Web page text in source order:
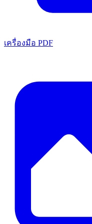
เครื่องมือ PDF